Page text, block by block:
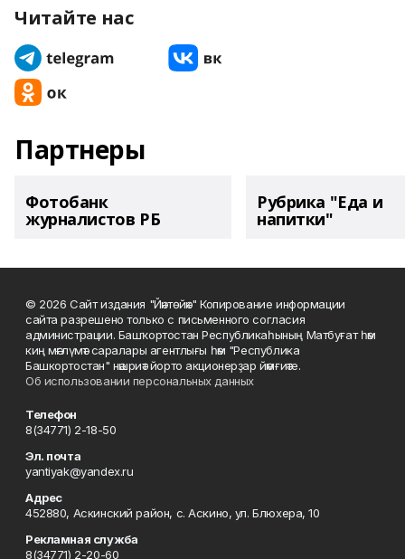
Читайте нас
Партнеры
Фотобанк
журналистов РБ
Рубрика "Еда и
напитки"
© 2026 Сайт издания "Йәнтөйәк" Копирование информации
сайта разрешено только с письменного согласия
администрации. Башҡортостан Республикаһының Матбуғат һәм
киң мәғлүмәт саралары агентлығы һәм "Республика
Башкортостан" нәшриәт йорто акционерҙар йәмғиәте.
Об использовании персональных данных
Телефон
8(34771) 2-18-50
Эл. почта
yantiyak@yandex.ru
Адрес
452880, Аскинский район, с. Аскино, ул. Блюхера, 10
Рекламная служба
8(34771) 2-20-60